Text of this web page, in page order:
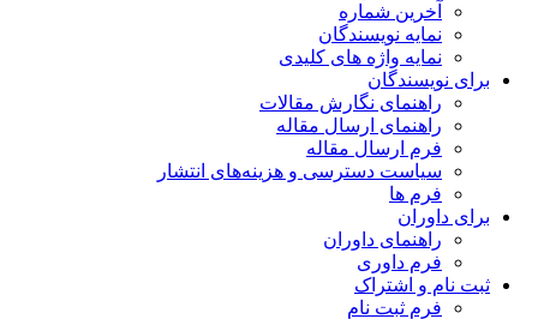
آخرین شماره
نمایه نویسندگان
نمایه واژه های کلیدی
برای نویسندگان
راهنمای نگارش مقالات
راهنمای ارسال مقاله
فرم ارسال مقاله
سیاست دسترسی و هزینه‌های انتشار
فرم ها
برای داوران
راهنمای داوران
فرم داوری
ثبت نام و اشتراک
فرم ثبت نام